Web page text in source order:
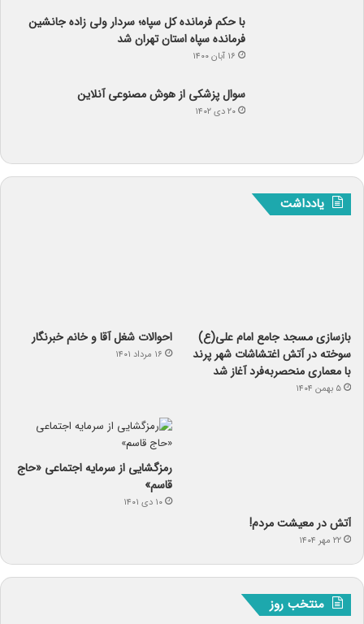
با حکم فرمانده کل سپاه؛ سردار ولی زاده جانشین
فرمانده سپاه استان تهران شد
۱۶ آبان ۱۴۰۰
سوال پزشکی از هوش مصنوعی آنلاین
۲۰ دی ۱۴۰۲
یادداشت
بازسازی مسجد جامع امام علی(ع)
سوخته در آتش اغتشاشات شهر پرند
با معماری منحصربه‌فرد آغاز شد
۵ بهمن ۱۴۰۴
احوالات شغل آقا و خانم خبرنگار
۱۶ مرداد ۱۴۰۱
آتش در معیشت مردم!
۲۲ مهر ۱۴۰۴
رمزگشایی از سرمایه‌ اجتماعی «حاج
قاسم»
۱۰ دی ۱۴۰۱
منتخب روز